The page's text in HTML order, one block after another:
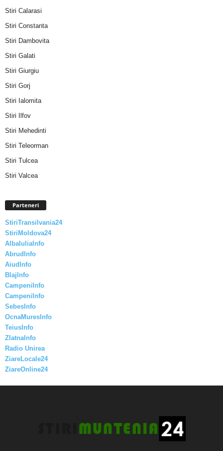
Stiri Calarasi
Stiri Constanta
Stiri Dambovita
Stiri Galati
Stiri Giurgiu
Stiri Gorj
Stiri Ialomita
Stiri Ilfov
Stiri Mehedinti
Stiri Teleorman
Stiri Tulcea
Stiri Valcea
Parteneri
StiriTransilvania24
StiriMoldova24
AlbaIuliaInfo
AbrudInfo
AiudInfo
BlajInfo
CampeniInfo
CampeniInfo
SebesInfo
OcnaMuresInfo
TeiusInfo
ZlatnaInfo
Radio Unirea
ZiareLocale24
ZiareOnline24